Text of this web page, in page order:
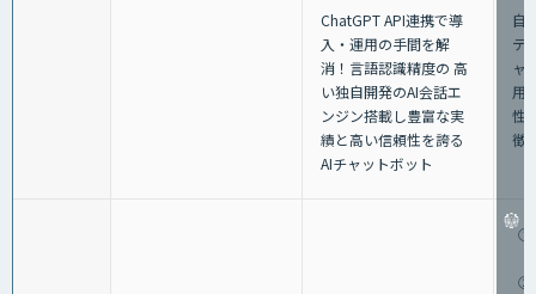
ChatGPT API連携で導
⼊・運⽤の⼿間を解
消！⾔語認識精度の ⾼
い独⾃開発のAI会話エ
ンジン搭載し豊富な実
績と⾼い信頼性を誇る
AIチャットボット
自
テ
ャ
用
性
徴
①
②